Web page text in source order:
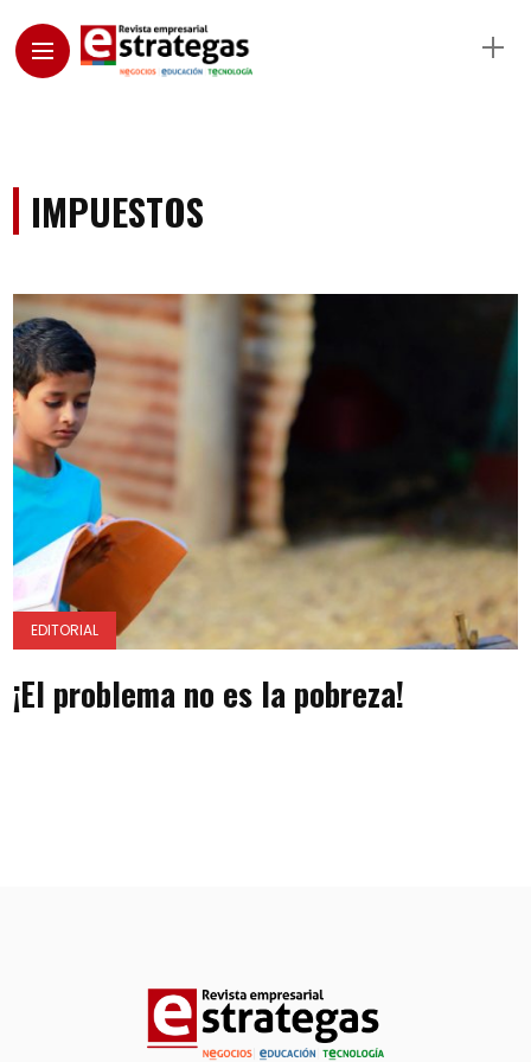
IMPUESTOS
EDITORIAL
¡El problema no es la pobreza!